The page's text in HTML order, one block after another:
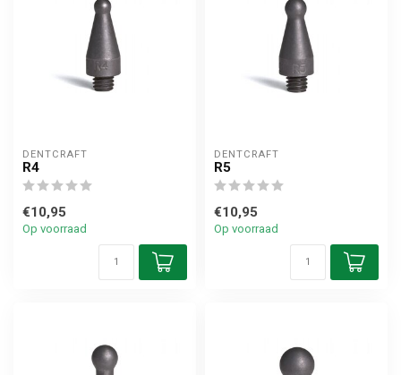
DENTCRAFT
R4
€10,95
Op voorraad
DENTCRAFT
R5
€10,95
Op voorraad